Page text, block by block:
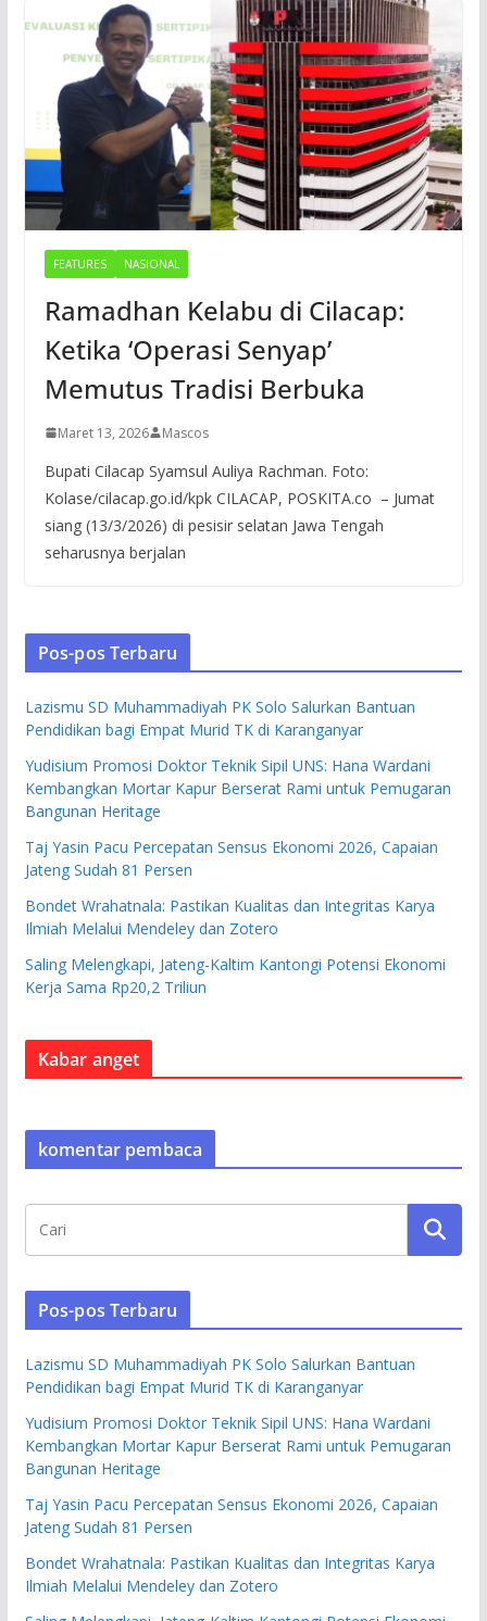
FEATURES NASIONAL
Ramadhan Kelabu di Cilacap:
Ketika ‘Operasi Senyap’
Memutus Tradisi Berbuka
Maret 13, 2026 Mascos
Bupati Cilacap Syamsul Auliya Rachman. Foto:
Kolase/cilacap.go.id/kpk CILACAP, POSKITA.co – Jumat
siang (13/3/2026) di pesisir selatan Jawa Tengah
seharusnya berjalan
Pos-pos Terbaru
Lazismu SD Muhammadiyah PK Solo Salurkan Bantuan
Pendidikan bagi Empat Murid TK di Karanganyar
Yudisium Promosi Doktor Teknik Sipil UNS: Hana Wardani
Kembangkan Mortar Kapur Berserat Rami untuk Pemugaran
Bangunan Heritage
Taj Yasin Pacu Percepatan Sensus Ekonomi 2026, Capaian
Jateng Sudah 81 Persen
Bondet Wrahatnala: Pastikan Kualitas dan Integritas Karya
Ilmiah Melalui Mendeley dan Zotero
Saling Melengkapi, Jateng-Kaltim Kantongi Potensi Ekonomi
Kerja Sama Rp20,2 Triliun
Kabar anget
komentar pembaca
Pos-pos Terbaru
Lazismu SD Muhammadiyah PK Solo Salurkan Bantuan
Pendidikan bagi Empat Murid TK di Karanganyar
Yudisium Promosi Doktor Teknik Sipil UNS: Hana Wardani
Kembangkan Mortar Kapur Berserat Rami untuk Pemugaran
Bangunan Heritage
Taj Yasin Pacu Percepatan Sensus Ekonomi 2026, Capaian
Jateng Sudah 81 Persen
Bondet Wrahatnala: Pastikan Kualitas dan Integritas Karya
Ilmiah Melalui Mendeley dan Zotero